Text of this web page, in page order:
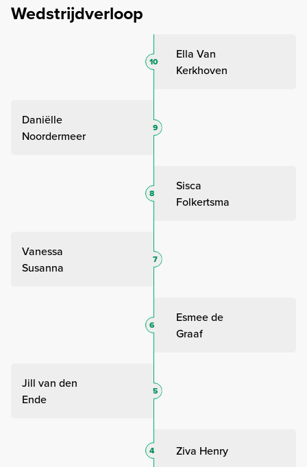
Wedstrijdverloop
Ella Van
Kerkhoven
10
Daniëlle
Noordermeer
9
Sisca
Folkertsma
8
Vanessa
Susanna
7
Esmee de
Graaf
6
Jill van den
Ende
5
Ziva Henry
4